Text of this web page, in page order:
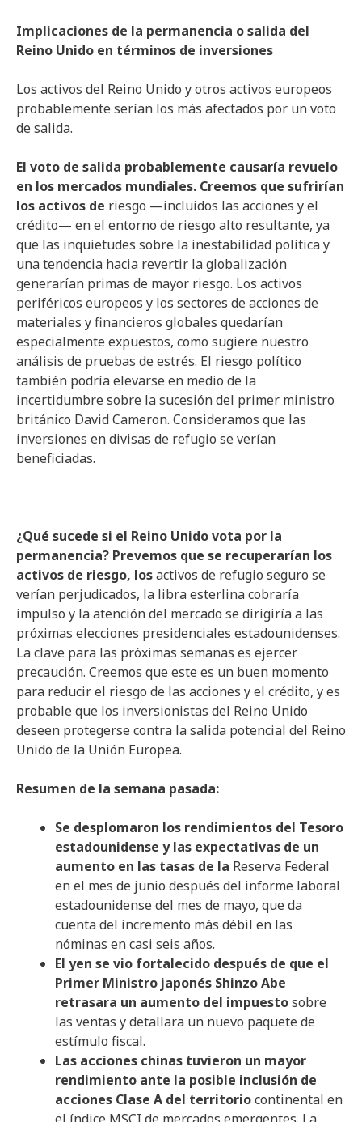
Implicaciones de la permanencia o salida del
Reino Unido en términos de inversiones
Los activos del Reino Unido y otros activos europeos
probablemente serían los más afectados por un voto
de salida.
El voto de salida probablemente causaría revuelo
en los mercados mundiales. Creemos que sufrirían
los activos de riesgo —incluidos las acciones y el
crédito— en el entorno de riesgo alto resultante, ya
que las inquietudes sobre la inestabilidad política y
una tendencia hacia revertir la globalización
generarían primas de mayor riesgo. Los activos
periféricos europeos y los sectores de acciones de
materiales y financieros globales quedarían
especialmente expuestos, como sugiere nuestro
análisis de pruebas de estrés. El riesgo político
también podría elevarse en medio de la
incertidumbre sobre la sucesión del primer ministro
británico David Cameron. Consideramos que las
inversiones en divisas de refugio se verían
beneficiadas.
¿Qué sucede si el Reino Unido vota por la
permanencia? Prevemos que se recuperarían los
activos de riesgo, losactivos de refugio seguro se
verían perjudicados, la libra esterlina cobraría
impulso y la atención del mercado se dirigiría a las
próximas elecciones presidenciales estadounidenses.
La clave para las próximas semanas es ejercer
precaución. Creemos que este es un buen momento
para reducir el riesgo de las acciones y el crédito, y es
probable que los inversionistas del Reino Unido
deseen protegerse contra la salida potencial del Reino
Unido de la Unión Europea.
Resumen de la semana pasada:
Se desplomaron los rendimientos del Tesoro
estadounidense y las expectativas de un
aumento en las tasas de la Reserva Federal
en el mes de junio después del informe laboral
estadounidense del mes de mayo, que da
cuenta del incremento más débil en las
nóminas en casi seis años.
El yen se vio fortalecido después de que el
Primer Ministro japonés Shinzo Abe
retrasara un aumento del impuestosobre
las ventas y detallara un nuevo paquete de
estímulo fiscal.
Las acciones chinas tuvieron un mayor
rendimiento ante la posible inclusión de
acciones Clase A del territoriocontinental en